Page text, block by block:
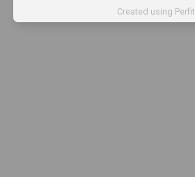
Created using Perfit